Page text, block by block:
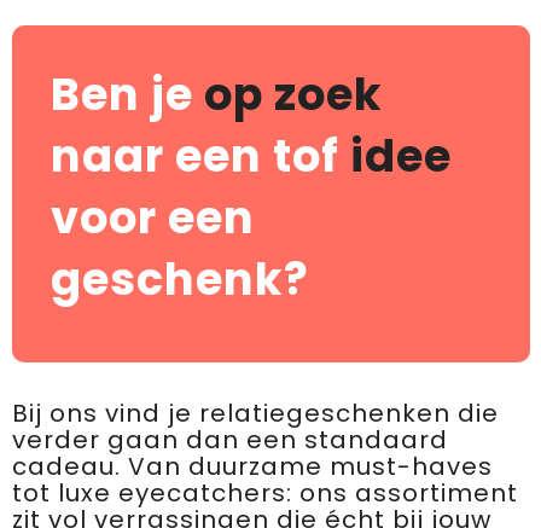
Ben je op zoek
naar een tof idee
voor een
geschenk?
Bij ons vind je relatiegeschenken die
verder gaan dan een standaard
cadeau. Van duurzame must-haves
tot luxe eyecatchers: ons assortiment
zit vol verrassingen die écht bij jouw